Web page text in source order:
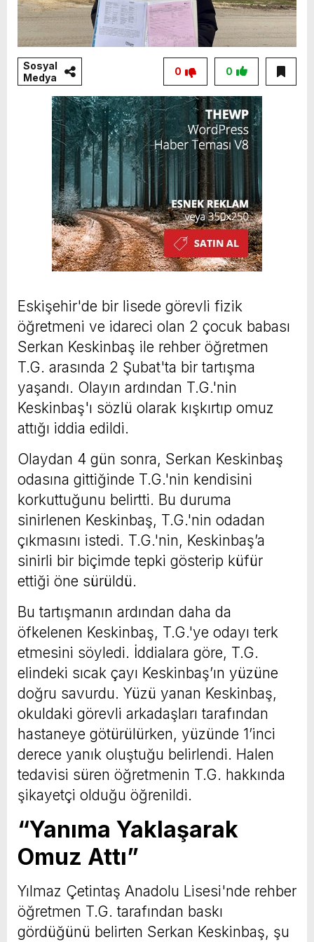
Sosyal
Medya
0
0
Eskişehir'de bir lisede görevli fizik
öğretmeni ve idareci olan 2 çocuk babası
Serkan Keskinbaş ile rehber öğretmen
T.G. arasında 2 Şubat'ta bir tartışma
yaşandı. Olayın ardından T.G.'nin
Keskinbaş'ı sözlü olarak kışkırtıp omuz
attığı iddia edildi.
Olaydan 4 gün sonra, Serkan Keskinbaş
odasına gittiğinde T.G.'nin kendisini
korkuttuğunu belirtti. Bu duruma
sinirlenen Keskinbaş, T.G.'nin odadan
çıkmasını istedi. T.G.'nin, Keskinbaş’a
sinirli bir biçimde tepki gösterip küfür
ettiği öne sürüldü.
Bu tartışmanın ardından daha da
öfkelenen Keskinbaş, T.G.'ye odayı terk
etmesini söyledi. İddialara göre, T.G.
elindeki sıcak çayı Keskinbaş’ın yüzüne
doğru savurdu. Yüzü yanan Keskinbaş,
okuldaki görevli arkadaşları tarafından
hastaneye götürülürken, yüzünde 1’inci
derece yanık oluştuğu belirlendi. Halen
tedavisi süren öğretmenin T.G. hakkında
şikayetçi olduğu öğrenildi.
“Yanıma Yaklaşarak
Omuz Attı”
Yılmaz Çetintaş Anadolu Lisesi'nde rehber
öğretmen T.G. tarafından baskı
gördüğünü belirten Serkan Keskinbaş, şu